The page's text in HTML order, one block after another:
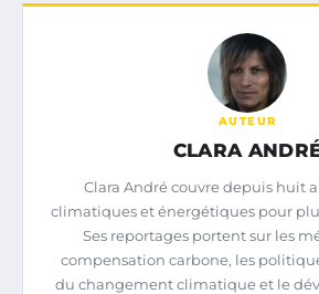
AUTEUR
CLARA
Clara André couvre depuis huit
climatiques et énergétiques pour
Ses reportages portent sur les
compensation carbone, les
du changement climatique et le